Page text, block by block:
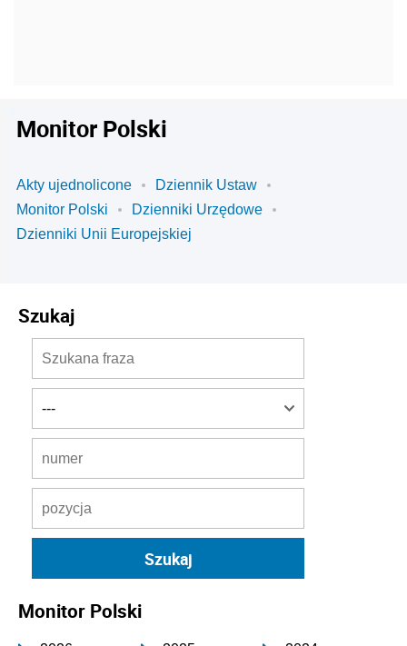
Monitor Polski
Akty ujednolicone
Dziennik Ustaw
Monitor Polski
Dzienniki Urzędowe
Dzienniki Unii Europejskiej
Szukaj
Monitor Polski